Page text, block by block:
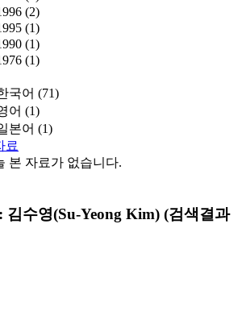
(2)
(1)
(1)
(1)
국어 (71)
어 (1)
본어 (1)
료
본 자료가 없습니다.
김수영(Su-Yeong Kim) (검색결과